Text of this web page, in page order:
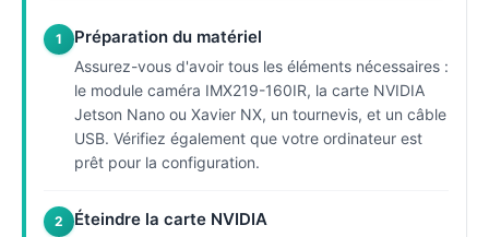
1 Préparation du matériel
Assurez-vous d'avoir tous les éléments nécessaires :
le module caméra IMX219-160IR, la carte NVIDIA
Jetson Nano ou Xavier NX, un tournevis, et un câble
USB. Vérifiez également que votre ordinateur est
prêt pour la configuration.
2 Éteindre la carte NVIDIA